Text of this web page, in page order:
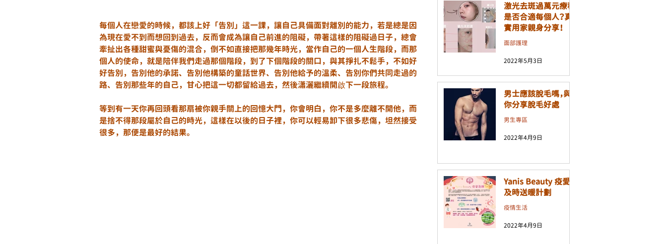
每個人在戀愛的時候，都該上好「告別」這一課，讓自己具備面對離別的能力，若是總是因
為現在愛不到而想回到過去，反而會成為讓自己前進的阻礙，帶著這樣的阻礙過日子，總會
牽扯出各種甜蜜與憂傷的混合，倒不如直接把那幾年時光，當作自己的一個人生階段，而那
個人的使命，就是陪伴我們走過那個階段，到了下個階段的關口，與其掙扎不鬆手，不如好
好告別，告別他的承諾、告別他構築的童話世界、告別他給予的溫柔、告別你們共同走過的
路、告別那些年的自己，甘心把這一切都留給過去，然後瀟灑繼續開啟下一段旅程。
等到有一天你再回頭看那扇被你親手關上的回憶大門，你會明白，你不是多麼離不開他，而
是捨不得那段屬於自己的時光，這樣在以後的日子裡，你可以輕易卸下很多悲傷，坦然接受
很多，那便是最好的結果。
激光去斑過萬元療程
是否合適每個人？真
實用家親身分享！
面部護理
2022年5月3日
男士應該脫毛嗎，與
你分享脫毛好處
男生專區
2022年4月9日
Yanis Beauty 疫愛
及時送暖計劃
疫情生活
2022年4月9日